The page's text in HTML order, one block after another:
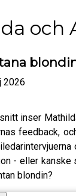
och
2026
inser
feedback,
- eller kanske
blondin?